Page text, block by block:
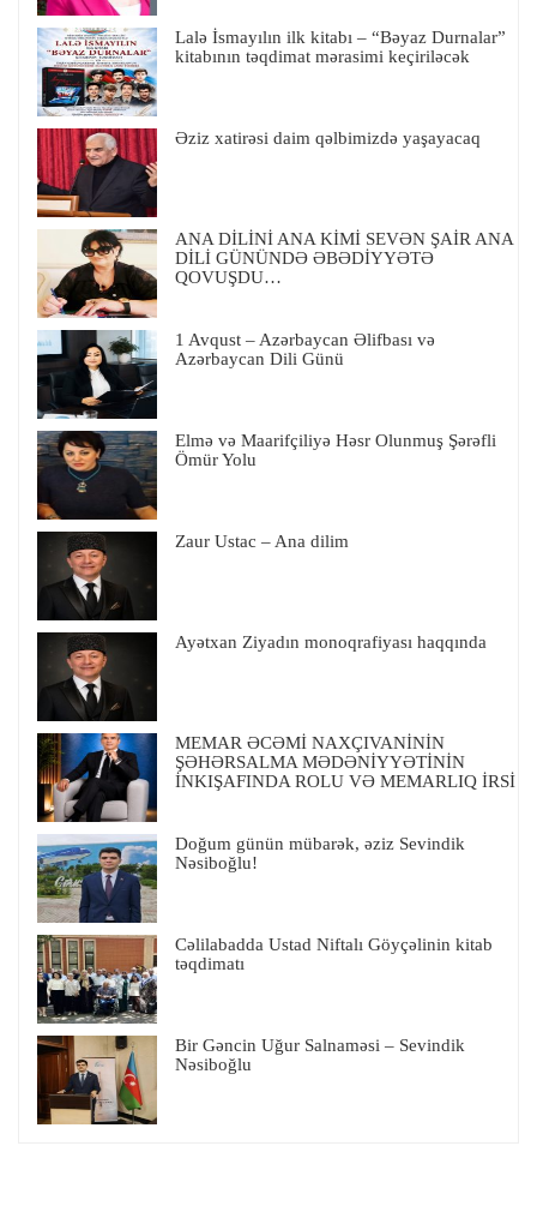
Lalə İsmayılın ilk kitabı – “Bəyaz Durnalar”
kitabının təqdimat mərasimi keçiriləcək
Əziz xatirəsi daim qəlbimizdə yaşayacaq
ANA DİLİNİ ANA KİMİ SEVƏN ŞAİR ANA
DİLİ GÜNÜNDƏ ƏBƏDİYYƏTƏ
QOVUŞDU…
1 Avqust – Azərbaycan Əlifbası və
Azərbaycan Dili Günü
Elmə və Maarifçiliyə Həsr Olunmuş Şərəfli
Ömür Yolu
Zaur Ustac – Ana dilim
Ayətxan Ziyadın monoqrafiyası haqqında
MEMAR ƏCƏMİ NAXÇIVANİNİN
ŞƏHƏRSALMA MƏDƏNİYYƏTİNİN
İNKIŞAFINDA ROLU VƏ MEMARLIQ İRSİ
Doğum günün mübarək, əziz Sevindik
Nəsiboğlu!
Cəlilabadda Ustad Niftalı Göyçəlinin kitab
təqdimatı
Bir Gəncin Uğur Salnaməsi – Sevindik
Nəsiboğlu